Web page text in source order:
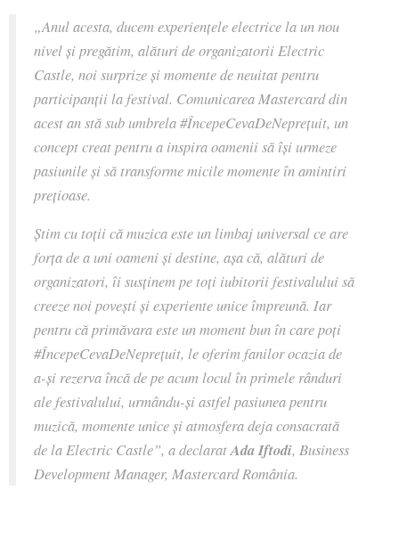
„Anul acesta, ducem experiențele electrice la un nou
nivel și pregătim, alături de organizatorii Electric
Castle, noi surprize și momente de neuitat pentru
participanții la festival. Comunicarea Mastercard din
acest an stă sub umbrela #ÎncepeCevaDeNeprețuit, un
concept creat pentru a inspira oamenii să își urmeze
pasiunile și să transforme micile momente în amintiri
prețioase.
Știm cu toții că muzica este un limbaj universal ce are
forța de a uni oameni și destine, așa că, alături de
organizatori, îi susținem pe toți iubitorii festivalului să
creeze noi povești și experiente unice împreună. Iar
pentru că primăvara este un moment bun în care poți
#ÎncepeCevaDeNeprețuit, le oferim fanilor ocazia de
a-și rezerva încă de pe acum locul în primele rânduri
ale festivalului, urmându-și astfel pasiunea pentru
muzică, momente unice și atmosfera deja consacrată
de la Electric Castle”, a declaratAda Iftodi, Business
Development Manager, Mastercard România.